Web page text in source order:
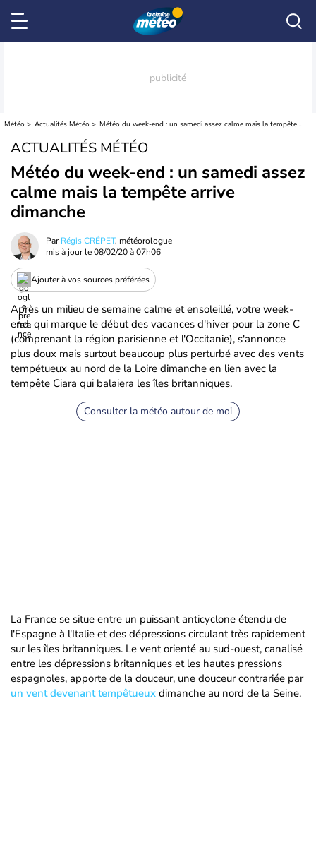
Météo Actualités Météo Météo du week-end : un samedi assez calme mais la tempête arrive dimanche
ACTUALITÉS MÉTÉO
Météo du week-end : un samedi assez
calme mais la tempête arrive
dimanche
ParRégis CRÉPET, météorologue
mis à jour le08/02/20 à 07h06
Ajouter à vos sources préférées
Après un milieu de semaine calme et ensoleillé, votre week-
end, qui marque le début des vacances d'hiver pour la zone C
(comprenant la région parisienne et l'Occitanie), s'annonce
plus doux mais surtout beaucoup plus perturbé avec des vents
tempétueux au nord de la Loire dimanche en lien avec la
tempête Ciara qui balaiera les îles britanniques.
Consulter la météo autour de moi
La France se situe entre un puissant anticyclone étendu de
l'Espagne à l'Italie et des dépressions circulant très rapidement
sur les îles britanniques. Le vent orienté au sud-ouest, canalisé
entre les dépressions britanniques et les hautes pressions
espagnoles, apporte de la douceur, une douceur contrariée par
un vent devenant tempêtueux dimanche au nord de la Seine.